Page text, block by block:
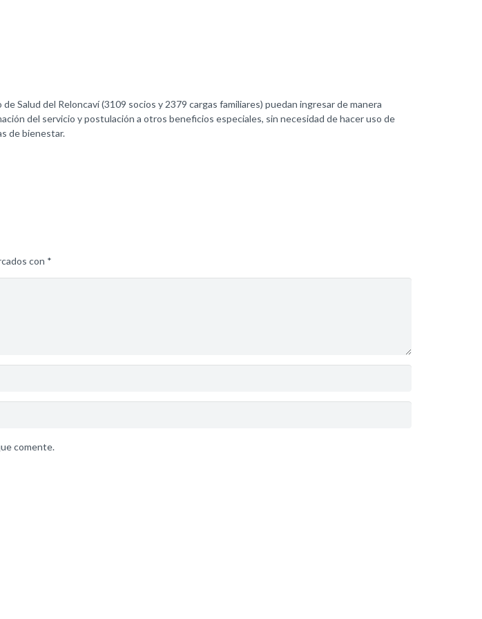
Salud del Reloncaví (3109 socios y 2379 cargas familiares) puedan ingresar de manera
del servicio y postulación a otros beneficios especiales, sin necesidad de hacer uso de
de bienestar.
con *
comente.